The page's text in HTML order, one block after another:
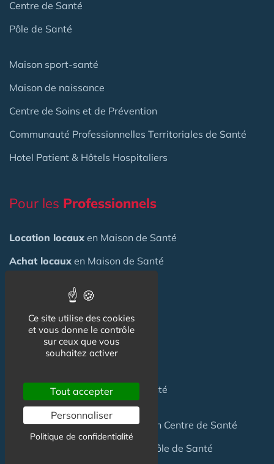
Centre de Santé
Pôle de Santé
Maison sport-santé
Maison de naissance
Centre de Soins et de Prévention
Communauté Professionnelles Territoriales de Santé
Hotel Patient & Hôtels Hospitaliers
Pour les Professionnels
Location locaux en Maison de Santé
Achat locaux en Maison de Santé
une Maison de Santé
dans une Maison de Santé
Céderune Maisonde Santéou un Centre de Santé
pour création Maison / Pôle de Santé
Ce site utilise des cookies
et vous donne le contrôle
sur ceux que vous
souhaitez activer
Tout accepter
Personnaliser
Politique de confidentialité